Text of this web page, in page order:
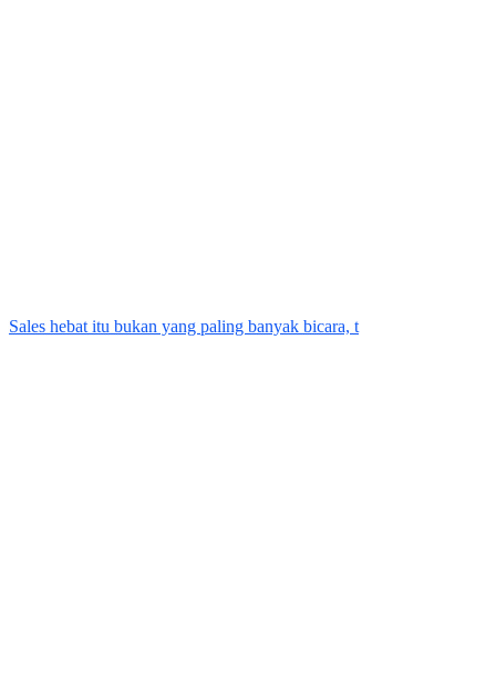
Sales hebat itu bukan yang paling banyak bicara, t